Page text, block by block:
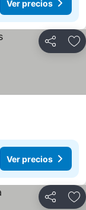
Ver precios
Compartir
Ver precios
Compartir